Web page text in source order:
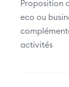
Proposition
eco ou
activités